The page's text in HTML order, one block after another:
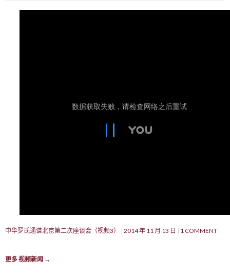
中华罗氏通谱北京第二次座谈会（视频3） 2014 年 11 月 13 日 1 COMMENT
更多 视频新闻 →